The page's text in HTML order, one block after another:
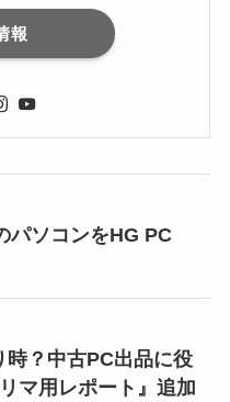
報
パソコンをHG PC
？中古PC出品に役
マ用レポート』追加